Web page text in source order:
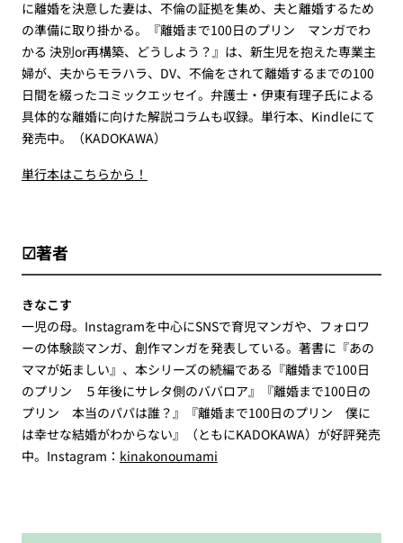
に離婚を決意した妻は、不倫の証拠を集め、夫と離婚するため
の準備に取り掛かる。『離婚まで100日のプリン マンガでわ
かる 決別or再構築、どうしよう？』は、新生児を抱えた専業主
婦が、夫からモラハラ、DV、不倫をされて離婚するまでの100
日間を綴ったコミックエッセイ。弁護士・伊東有理子氏による
具体的な離婚に向けた解説コラムも収録。単行本、Kindleにて
発売中。（KADOKAWA）
単行本はこちらから！
☑著者
きなこす
一児の母。Instagramを中心にSNSで育児マンガや、フォロワ
ーの体験談マンガ、創作マンガを発表している。著書に『あの
ママが妬ましい』、本シリーズの続編である『離婚まで100日
のプリン ５年後にサレタ側のババロア』『離婚まで100日の
プリン 本当のパパは誰？』『離婚まで100日のプリン 僕に
は幸せな結婚がわからない』（ともにKADOKAWA）が好評発売
中。Instagram： kinakonoumami